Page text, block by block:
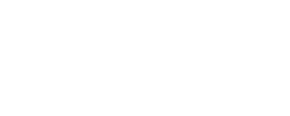
ami anyiböl allt hogy